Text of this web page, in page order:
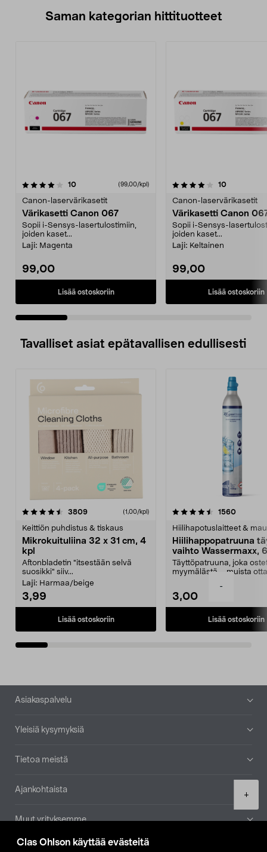
Clas Ohlson käyttää evästeitä
-
+
Saman kategorian hittituotteet
10arvostelut (99,00/kpl)
Canon-laservärikasetit
Värikasetti Canon 067
Sopii i-Sensys-lasertulostimiin,
joiden kaset...
Laji: Magenta
99,00
Lisää ostoskoriin
4.0 viidestä
10arvostelut
Canon-laservärikasetit
Värikasetti Canon
Sopii i-Sensys-
joiden kaset...
Laji: Keltainen
99,00
Lisää ostoskoriin
4.0 viidestä
Tavalliset asiat epätavallisen edullisesti
3809arvostelut (1,00/kpl)
Keittiön puhdistus & tiskaus
Mikrokuituliina 32 x 31 cm, 4
kpl
Aftonbladetin "itsestään selvä
suosikki" siiv...
Laji: Harmaa/beige
3,99
Lisää ostoskoriin
4.5viidestä
1560
Hiilihapotuslaitteet &
Hiilihappopatruuna
vaihto Wassermaxx,
Täyttöpatruuna, joka
myymälästä – muista
3,00
Lisää ostoskoriin
4.5viidestä
Alatunniste
Asiakaspalvelu
Yleisiä kysymyksiä
Tietoa meistä
Ajankohtaista
Muut yrityksemme
Etsi myymälä